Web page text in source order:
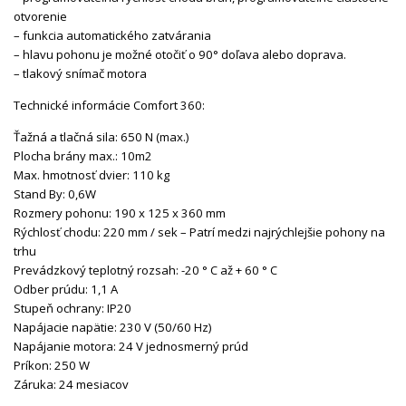
otvorenie
– funkcia automatického zatvárania
– hlavu pohonu je možné otočiť o 90° doľava alebo doprava.
– tlakový snímač motora
Technické informácie Comfort 360:
Ťažná a tlačná sila: 650 N (max.)
Plocha brány max.: 10m2
Max. hmotnosť dvier: 110 kg
Stand By: 0,6W
Rozmery pohonu: 190 x 125 x 360 mm
Rýchlosť chodu: 220 mm / sek – Patrí medzi najrýchlejšie pohony na
trhu
Prevádzkový teplotný rozsah: -20 ° C až + 60 ° C
Odber prúdu: 1,1 A
Stupeň ochrany: IP20
Napájacie napätie: 230 V (50/60 Hz)
Napájanie motora: 24 V jednosmerný prúd
Príkon: 250 W
Záruka: 24 mesiacov